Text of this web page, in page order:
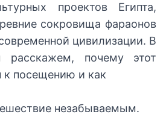
проектов Египта,
сокровища фараонов
цивилизации. В
расскажем, почему этот
к посещению и как
незабываемым.